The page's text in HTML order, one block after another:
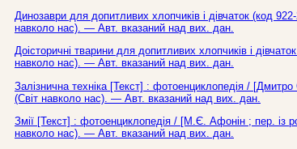
Динозаври для допитливих хлопчиків і дівчаток (код
навколо нас). — Авт. вказаний над вих. дан.
Доісторичні тварини для допитливих хлопчиків і
навколо нас). — Авт. вказаний над вих. дан.
Залізнична техніка [Текст] : фотоенциклопедія /
(Світ навколо нас). — Авт. вказаний над вих. дан.
Змії [Текст] : фотоенциклопедія / [М.Є. Афонін ; пер.
навколо нас). — Авт. вказаний над вих. дан.